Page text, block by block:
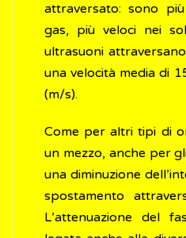
attraversato: sono
gas, più veloci nei
ultrasuoni
una velocità media di
(m/s).
Come per altri tipi di
un mezzo, anche per
una diminuzione
spostamento
L’attenuazione del